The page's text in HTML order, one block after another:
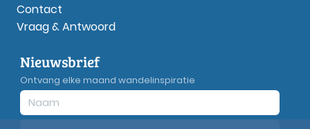
Contact
Vraag & Antwoord
Nieuwsbrief
Ontvang elke maand wandelinspiratie